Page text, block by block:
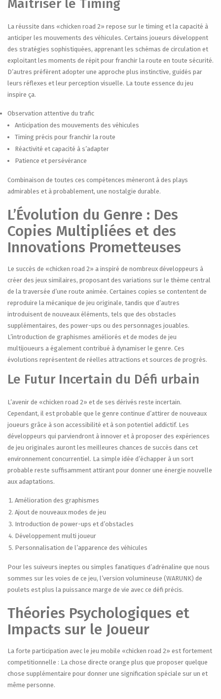
Maîtriser le Timing
La réussite dans «chicken road 2» repose sur le timing et la capacité à
anticiper les mouvements des véhicules. Certains joueurs développent
des stratégies sophistiquées, apprenant les schémas de circulation et
exploitant les moments de répit pour franchir la route en toute sécurité.
D’autres préfèrent adopter une approche plus instinctive, guidés par
leurs réflexes et leur perception visuelle. La toute essence du jeu
inspire ça.
Observation attentive du trafic
Anticipation des mouvements des véhicules
Timing précis pour franchir la route
Réactivité et capacité à s’adapter
Patience et persévérance
Combinaison de toutes ces compétences mèneront à des plays
admirables et à probablement, une nostalgie durable.
L’Évolution du Genre : Des
Copies Multipliées et des
Innovations Prometteuses
Le succès de «chicken road 2» a inspiré de nombreux développeurs à
créer des jeux similaires, proposant des variations sur le thème central
de la traversée d’une route animée. Certaines copies se contentent de
reproduire la mécanique de jeu originale, tandis que d’autres
introduisent de nouveaux éléments, tels que des obstacles
supplémentaires, des power-ups ou des personnages jouables.
L’introduction de graphismes améliorés et de modes de jeu
multijoueurs a également contribué à dynamiser le genre. Ces
évolutions représentent de réelles attractions et sources de progrès.
Le Futur Incertain du Défi urbain
L’avenir de «chicken road 2» et de ses dérivés reste incertain.
Cependant, il est probable que le genre continue d’attirer de nouveaux
joueurs grâce à son accessibilité et à son potentiel addictif. Les
développeurs qui parviendront à innover et à proposer des expériences
de jeu originales auront les meilleures chances de succès dans cet
environnement concurrentiel. La simple idée d’échapper à un sort
probable reste suffisamment attirant pour donner une énergie nouvelle
aux adaptations.
Amélioration des graphismes
Ajout de nouveaux modes de jeu
Introduction de power-ups et d’obstacles
Développement multi joueur
Personnalisation de l’apparence des véhicules
Pour les suiveurs ineptes ou simples fanatiques d’adrénaline que nous
sommes sur les voies de ce jeu, l’version volumineuse (WARUNK) de
poulets est plus la puissance marge de vie avec ce défi précis.
Théories Psychologiques et
Impacts sur le Joueur
La forte participation avec le jeu mobile «chicken road 2» est fortement
competitionnelle : La chose directe orange plus que proposer quelque
chose supplémentaire pour donner une signification spéciale sur un et
même personne.